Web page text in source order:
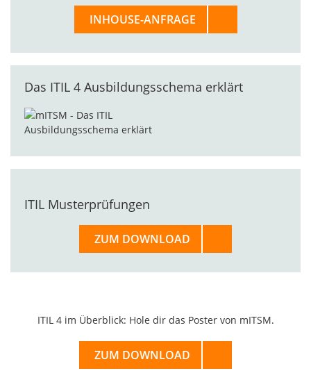
INHOUSE-ANFRAGE
Das ITIL 4 Ausbildungsschema erklärt
ITIL Musterprüfungen
ZUM DOWNLOAD
ITIL 4 im Überblick: Hole dir das Poster von mITSM.
ZUM DOWNLOAD